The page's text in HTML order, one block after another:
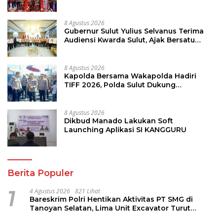
8 Agustus 2026
Gubernur Sulut Yulius Selvanus Terima
Audiensi Kwarda Sulut, Ajak Bersatu
8 Agustus 2026
Kapolda Bersama Wakapolda Hadiri
TIFF 2026, Polda Sulut Dukung
8 Agustus 2026
Dikbud Manado Lakukan Soft
Launching Aplikasi SI KANGGURU
Berita Populer
1 4 Agustus 2026 821 Lihat
Bareskrim Polri Hentikan Aktivitas PT SMG di
Tanoyan Selatan, Lima Unit Excavator Turut